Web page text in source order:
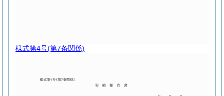
様式第4号(第7条関係)